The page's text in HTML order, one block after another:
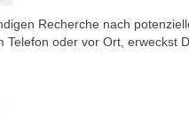
Recherche nach
oder vor Ort, erweckst